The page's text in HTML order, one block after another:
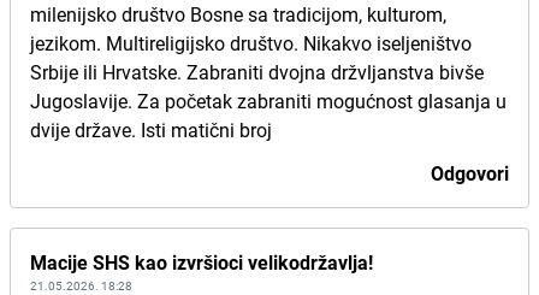
milenijsko društvo Bosne sa tradicijom, kulturom,
jezikom. Multireligijsko društvo. Nikakvo iseljeništvo
Srbije ili Hrvatske. Zabraniti dvojna držvljanstva bivše
Jugoslavije. Za početak zabraniti mogućnost glasanja u
dvije države. Isti matični broj
Odgovori
Macije SHS kao izvršioci velikodržavlja!
21.05.2026. 18:28